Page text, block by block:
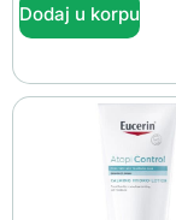
Dodaj u korpu